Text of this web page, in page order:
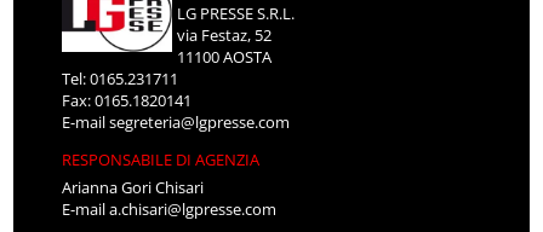
LG PRESSE S.R.L.
via Festaz, 52
11100 AOSTA
Tel: 0165.231711
Fax: 0165.1820141
E-mailsegreteria@lgpresse.com
RESPONSABILE DI AGENZIA
Arianna Gori Chisari
E-maila.chisari@lgpresse.com